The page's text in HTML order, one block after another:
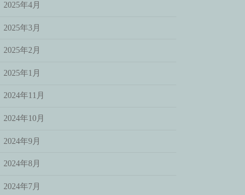
2025年4月
2025年3月
2025年2月
2025年1月
2024年11月
2024年10月
2024年9月
2024年8月
2024年7月